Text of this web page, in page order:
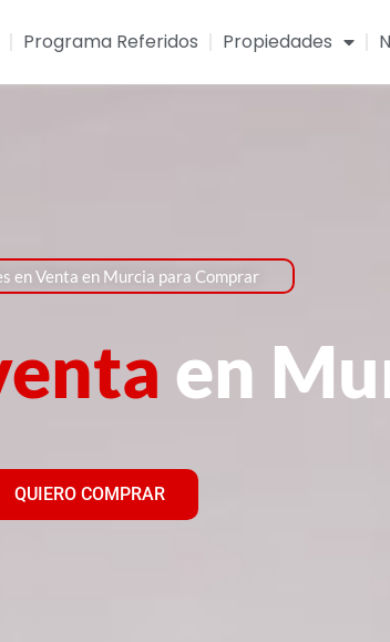
Programa Referidos Propiedades
en Venta en Murcia para Comprar
en
QUIERO COMPRAR